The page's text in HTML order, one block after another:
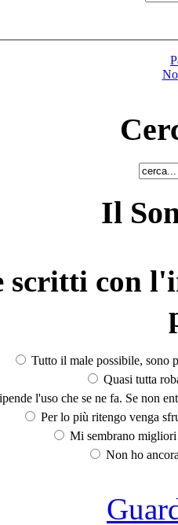
Il
scritti con
Tutto il male possibile, sono
Quasi tutta
l'uso che se ne fa. Se non
Per lo più ritengo venga
Mi sembrano
Non ho